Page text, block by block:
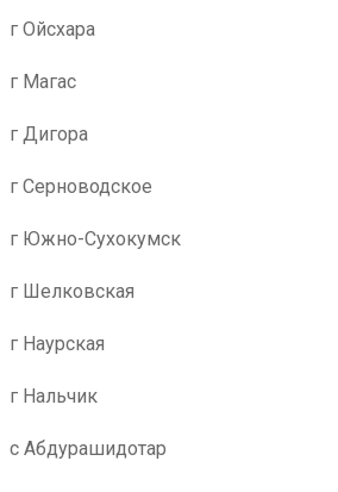
г Ойсхара
г Магас
г Дигора
г Серноводское
г Южно-Сухокумск
г Шелковская
г Наурская
г Нальчик
с Абдурашидотар